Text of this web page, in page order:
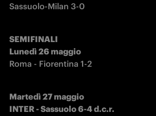
Sassuolo-Milan 3-0
SEMIFINALI
Lunedì 26 maggio
Roma - Fiorentina 1-2
Martedì 27 maggio
INTER - Sassuolo 6-4 d.c.r.